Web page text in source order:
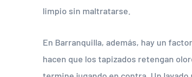
limpio sin maltratarse.
En Barranquilla, además, hay un
hacen que los tapizados retengan